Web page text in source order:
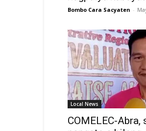
Bombo Cara Sacyaten -
Local News
COMELEC-